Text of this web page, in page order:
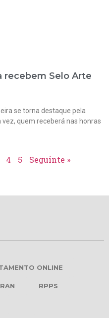
recebem Selo Arte
se torna destaque pela
quem receberá nas honras
4 5 Seguinte »
ONLINE
RPPS